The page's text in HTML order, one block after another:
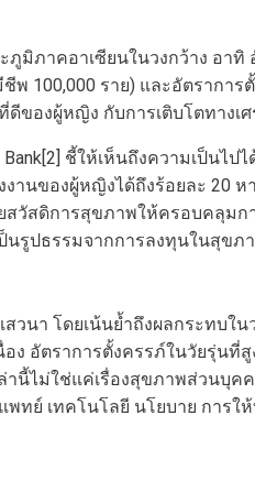
มิภาคอาเซียนในวงกว้าง อาทิ
100,000 ราย) และอัตราการ
ของผู้หญิง กับการเติบโตทาง
ชี้ให้เห็นถึงความเป็น
งานของผู้หญิงได้ถึงร้อยละ 20
สวัสดิการสุขภาพให้ครอบคลุม
นรูปธรรมจากการลงทุนในสุขภ
เสวนา โดยเน้นย้ำถึงผลกระทบ
ง อัตราการตั้งครรภ์ในวัยรุ่นที่
นี้ไม่ใช่แค่เรื่องสุขภาพส่วนบุ
ทย์ เทคโนโลยี นโยบาย การใ